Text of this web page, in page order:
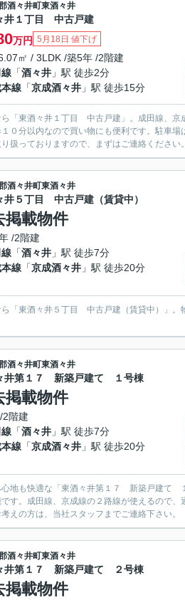
酒々井町東酒々井
井１丁目 中古戸建
万円 5月18日 値下げ
㎡ / 3LDK /築5年 /2階建
「酒々井 」駅 徒歩2分
線 「京成酒々井 」駅 徒歩15分
「東酒々井１丁目 中古戸建」。成田線、京
０分以内なので買い物にも便利です。駐車
扱っておりますので、まずはご連絡ください。
酒々井町東酒々井
井５丁目 中古戸建（賃貸中）
掲載物件
/2階建
「酒々井 」駅 徒歩7分
線 「京成酒々井 」駅 徒歩20分
「東酒々井５丁目 中古戸建（賃貸中）」
酒々井町東酒々井
井第１７ 新築戸建て １号棟
掲載物件
2階建
「酒々井 」駅 徒歩7分
線 「京成酒々井 」駅 徒歩20分
心地も快適な「東酒々井第１７ 新築戸建て
す。成田線、京成線の２路線が使えるので
えの方は、当社スタッフまでご連絡下さい。
酒々井町東酒々井
井第１７ 新築戸建て ２号棟
掲載物件